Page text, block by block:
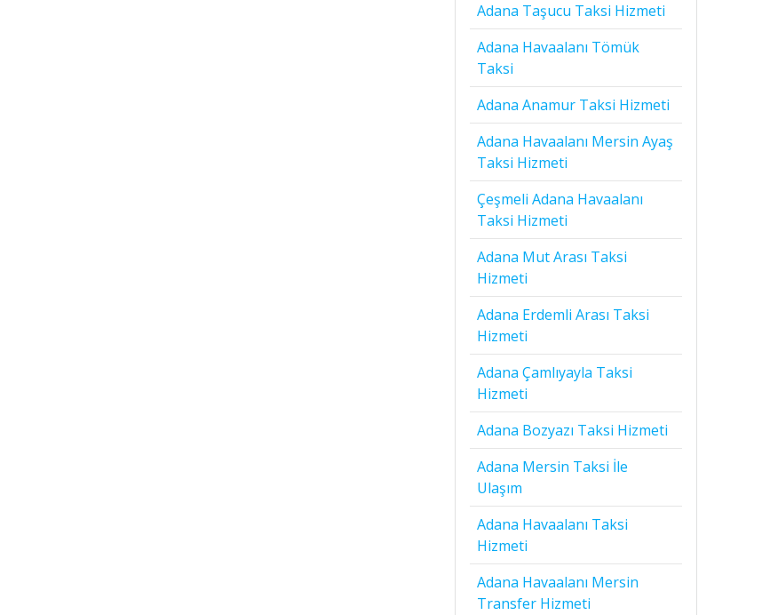
Adana Taşucu Taksi Hizmeti
Adana Havaalanı Tömük
Taksi
Adana Anamur Taksi Hizmeti
Adana Havaalanı Mersin Ayaş
Taksi Hizmeti
Çeşmeli Adana Havaalanı
Taksi Hizmeti
Adana Mut Arası Taksi
Hizmeti
Adana Erdemli Arası Taksi
Hizmeti
Adana Çamlıyayla Taksi
Hizmeti
Adana Bozyazı Taksi Hizmeti
Adana Mersin Taksi İle
Ulaşım
Adana Havaalanı Taksi
Hizmeti
Adana Havaalanı Mersin
Transfer Hizmeti